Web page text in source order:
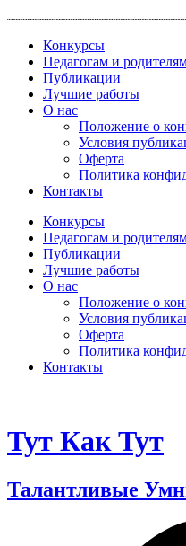
содержимому
Конкурсы
Педагогам и
Публикации
Лучшие работы
О нас
Положение о
Условия
Оферта
Политика
Контакты
Конкурсы
Педагогам и
Публикации
Лучшие работы
О нас
Положение о
Условия
Оферта
Политика
Контакты
Тут Как Тут
Талантливые